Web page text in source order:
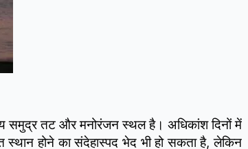
समुद्र तट और मनोरंजन स्थल है। अधिकांश दिनों में
स्थान होने का संदेहास्पद भेद भी हो सकता है, लेकिन